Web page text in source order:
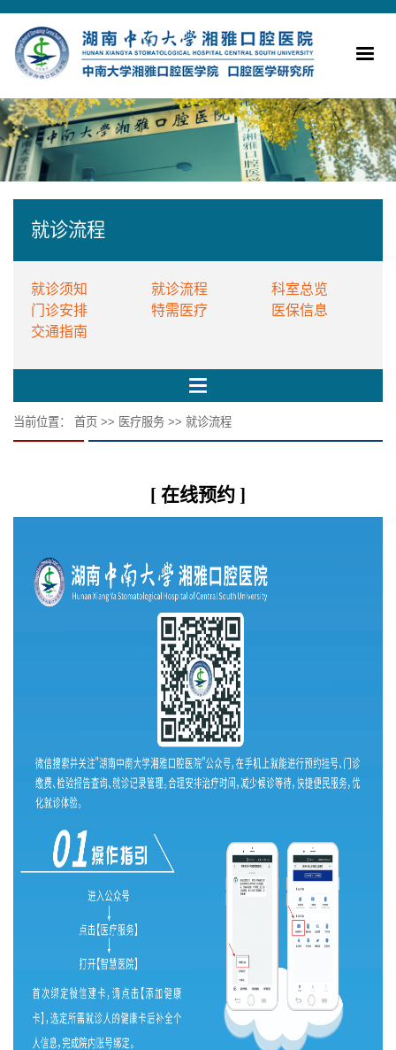
就诊流程
就诊须知 就诊流程
科室总览
门诊安排
特需医疗
医保信息
交通指南
当前位置： 首页 >> 医疗服务 >> 就诊流程
[ 在线预约 ]